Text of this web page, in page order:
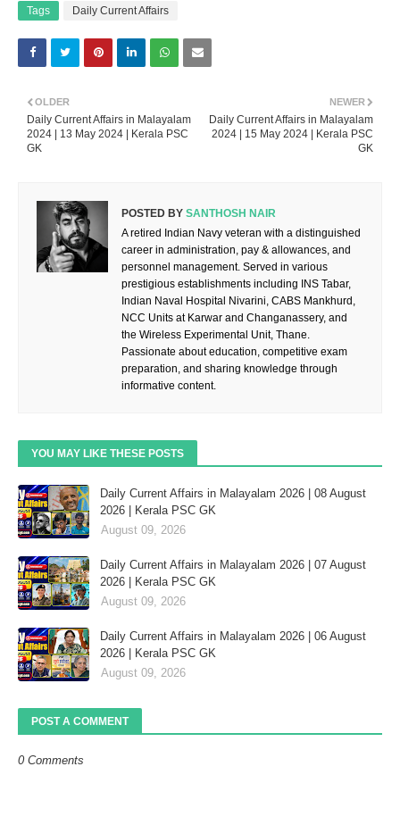
Tags Daily Current Affairs
NEWER
Daily Current Affairs in Malayalam
2024 | 15 May 2024 | Kerala PSC
GK
OLDER
Daily Current Affairs in Malayalam
2024 | 13 May 2024 | Kerala PSC
GK
POSTED BY SANTHOSH NAIR
A retired Indian Navy veteran with a distinguished
career in administration, pay & allowances, and
personnel management. Served in various
prestigious establishments including INS Tabar,
Indian Naval Hospital Nivarini, CABS Mankhurd,
NCC Units at Karwar and Changanassery, and
the Wireless Experimental Unit, Thane.
Passionate about education, competitive exam
preparation, and sharing knowledge through
informative content.
YOU MAY LIKE THESE POSTS
Daily Current Affairs in Malayalam 2026 | 08 August
2026 | Kerala PSC GK
August 09, 2026
Daily Current Affairs in Malayalam 2026 | 07 August
2026 | Kerala PSC GK
August 09, 2026
Daily Current Affairs in Malayalam 2026 | 06 August
2026 | Kerala PSC GK
August 09, 2026
POST A COMMENT
0 Comments